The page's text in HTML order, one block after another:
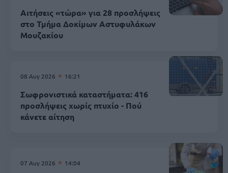
Αιτήσεις «τώρα» για 28 προσλήψεις
στο Τμήμα Δοκίμων Αστυφυλάκων
Mουζακίου
08 Αυγ 2026 16:21
Σωφρονιστικά καταστήματα: 416
προσλήψεις χωρίς πτυχίο - Πού
κάνετε αίτηση
07 Αυγ 2026 14:04